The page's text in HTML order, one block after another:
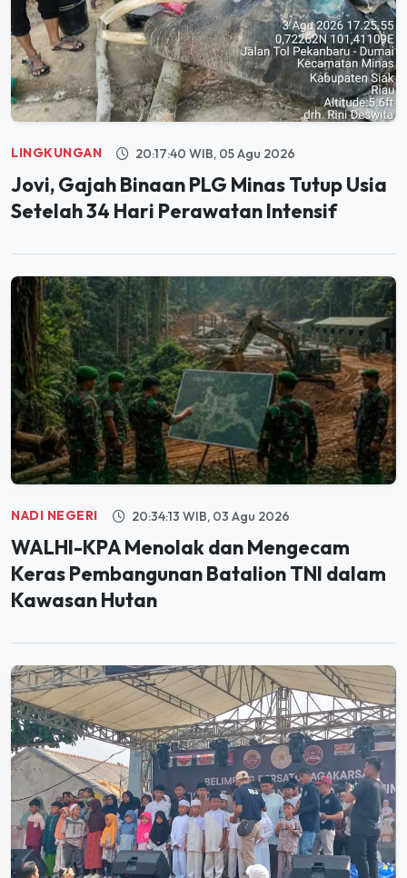
LINGKUNGAN 20:17:40 WIB, 05 Agu 2026
Jovi, Gajah Binaan PLG Minas Tutup Usia
Setelah 34 Hari Perawatan Intensif
NADI NEGERI 20:34:13 WIB, 03 Agu 2026
WALHI-KPA Menolak dan Mengecam
Keras Pembangunan Batalion TNI dalam
Kawasan Hutan